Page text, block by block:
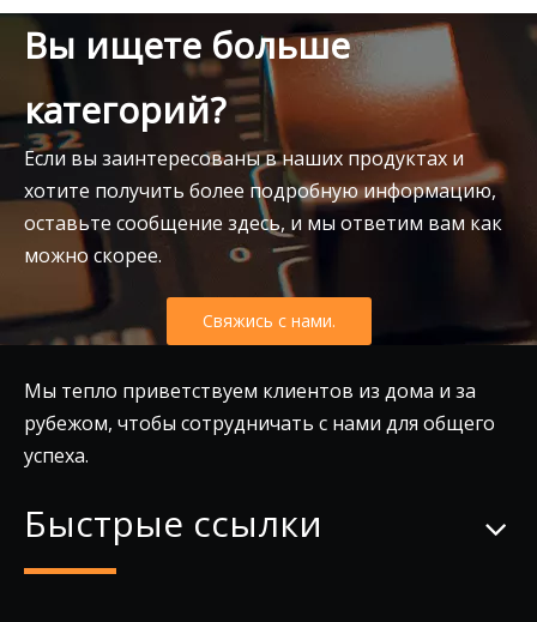
Вы ищете больше
категорий?
Если вы заинтересованы в наших продуктах и
хотите получить более подробную информацию,
оставьте сообщение здесь, и мы ответим вам как
можно скорее.
Свяжись с нами.
Мы тепло приветствуем клиентов из дома и за
рубежом, чтобы сотрудничать с нами для общего
успеха.
Быстрые ссылки